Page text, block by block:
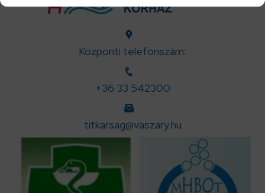
Központi telefonszám:
+36 33 542300
titkarsag@vaszary.hu